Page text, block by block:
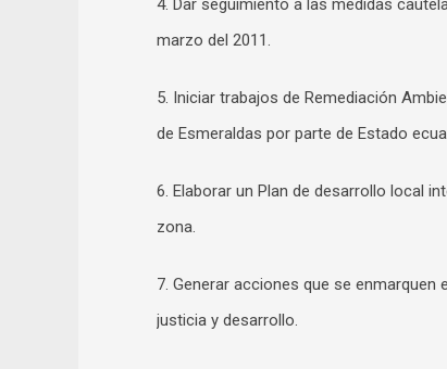
marzo del 2011.
5. Iniciar trabajos de Remediación
de Esmeraldas por parte de Estado
6. Elaborar un Plan de desarrollo local
zona.
7. Generar acciones que se
justicia y desarrollo.